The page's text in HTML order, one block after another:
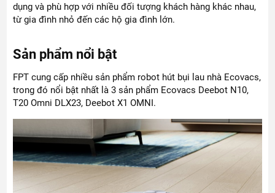
dụng và phù hợp với nhiều đối tượng khách hàng khác nhau,
từ gia đình nhỏ đến các hộ gia đình lớn.
Sản phẩm nổi bật
FPT cung cấp nhiều sản phẩm robot hút bụi lau nhà Ecovacs,
trong đó nổi bật nhất là 3 sản phẩm Ecovacs Deebot N10,
T20 Omni DLX23, Deebot X1 OMNI.